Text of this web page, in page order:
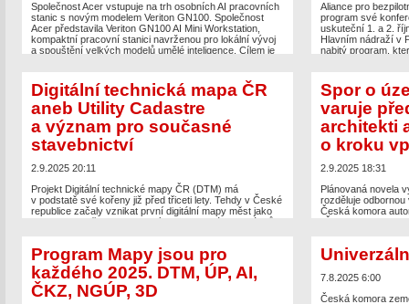
Společnost Acer vstupuje na trh osobních AI pracovních
stanic s novým modelem Veriton GN100. Společnost
Acer představila Veriton GN100 AI Mini Workstation,
kompaktní pracovní stanici navrženou pro lokální vývoj
a spouštění velkých modelů umělé inteligence. Cílem je
pro evropský trh bude začínat na […]
The post Veriton GN100, kompaktní superpočítač s AI
čipem GB10appeared first onZeměměřič
Aliance pro
program své
uskuteční 1. a 2.
Hlavním nádraží v
nabitý program,
v regulaci, vědě a
využití dronů […]
The postPodrobný
o bezpilotním létání
Digitální technická mapa ČR
aneb Utility Cadastre
a význam pro současné
stavebnictví
2.9.2025 20:11
Projekt Digitální technické mapy ČR (DTM) má
v podstatě své kořeny již před třiceti lety. Tehdy v České
republice začaly vznikat první digitální mapy měst jako
memorandum o spolupráci mezi klíčovými partnery. Na
realizaci projektu se významně […]
The post
Digitální technická mapa ČR aneb Utility
Cadastre a význam pro současné stavebnictví
Spor o
varuje
architekti
o kroku
2.9.2025 18:31
Plánovaná novela
rozděluje
Česká komora
je zrušení
Ministerstvo pro
The postSpor o
Program Mapy jsou pro
každého 2025. DTM, ÚP, AI,
ČKZ, NGÚP, 3D
7.8.2025 6:00
Česká komora